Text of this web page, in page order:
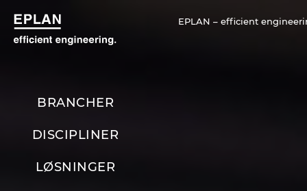
EPLAN – efficient
BRANCHER
DISCIPLINER
LØSNINGER